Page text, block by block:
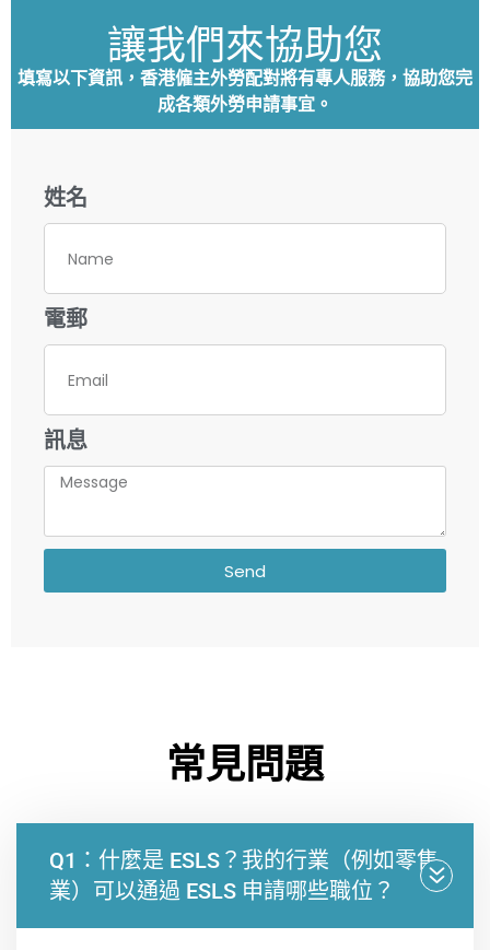
讓我們來協助您
填寫以下資訊，香港僱主外勞配對將有專⼈服務，協助您完
成各類外勞申請事宜。
姓名
電郵
訊息
Send
常見問題
Q1：什麼是 ESLS？我的行業（例如零售
業）可以通過 ESLS 申請哪些職位？